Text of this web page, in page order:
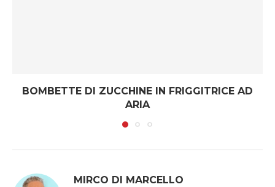
BOMBETTE DI ZUCCHINE IN FRIGGITRICE AD
ARIA
MIRCO DI MARCELLO